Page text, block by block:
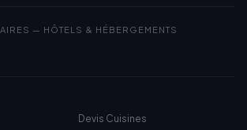
— HÔTELS & HÉBERGEMENTS
Devis Cuisines